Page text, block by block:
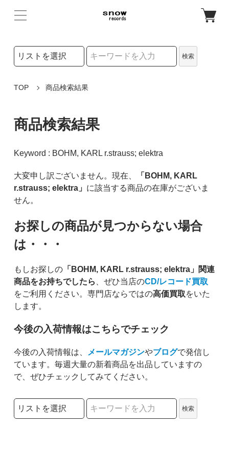
検索リストの選択
検索
TOP 商品検索結果
商品検索結果
Keyword : BOHM, KARL r.strauss; elektra
大変申し訳ございません。現在、
「BOHM, KARL
r.strauss; elektra」 に該当する商品の在庫がございま
せん。
お探しの商品が見つからない場合
は・・・
もしお探しの「BOHM, KARL r.strauss; elektra」関連
商品をお持ちでしたら 、ぜひ当店のCD/レコード買取
をご利用ください。専門店ならではの高価買取をいた
します。
今後の入荷情報はこちらでチェック
今後の入荷情報は、 メールマガジンやブログで発信し
ています。毎週大量の新着商品を出品していますの
で、ぜひチェックしてみてください。
検索リストの選択
検索